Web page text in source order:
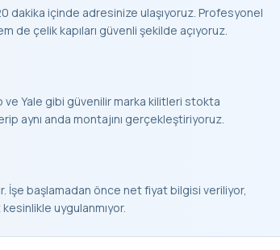
dakika içinde adresinize ulaşıyoruz. Profesyonel
de çelik kapıları güvenli şekilde açıyoruz.
Yale gibi güvenilir marka kilitleri stokta
aynı anda montajını gerçekleştiriyoruz.
İşe başlamadan önce net fiyat bilgisi veriliyor,
uygulanmıyor.